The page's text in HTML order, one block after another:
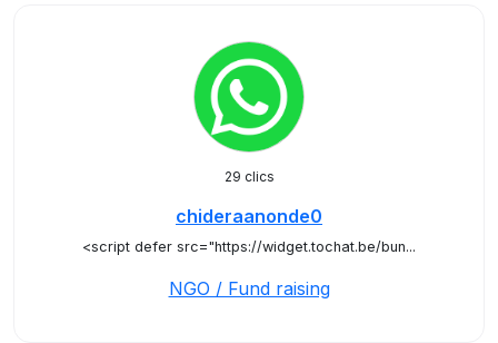
29 clics
chideraanonde0
<script defer src="https://widget.tochat.be/bun...
NGO / Fund raising